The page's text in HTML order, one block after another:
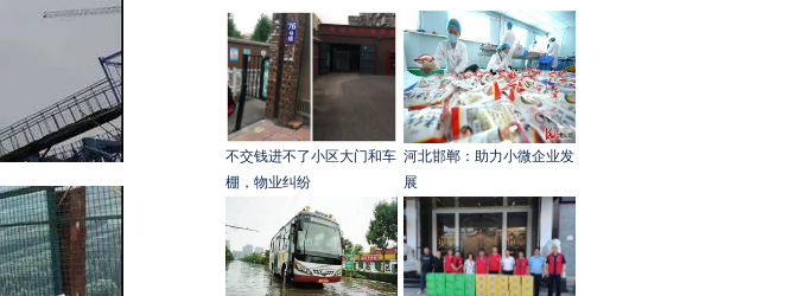
不交钱进不了小区大门和车
棚，物业纠纷
河北邯郸：助力小微企业发
展